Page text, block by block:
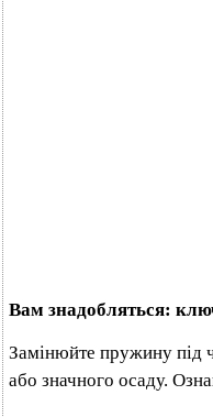
Вам знадобляться:
Замінюйте пружину під
або значного осаду.